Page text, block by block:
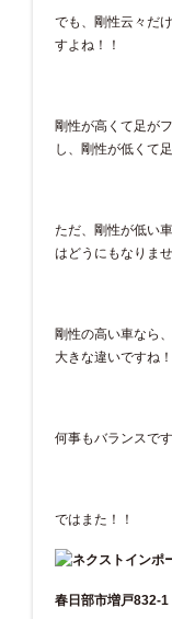
でも、剛性云々だ
すよね！！
剛性が高くて足が
し、剛性が低くて
ただ、剛性が低い
はどうにもなりませ
剛性の高い車なら
大きな違いですね！
何事もバランスで
ではまた！！
春日部市増戸832-1